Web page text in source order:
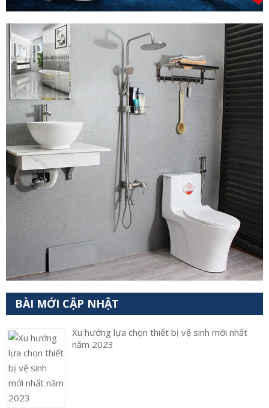
BÀI MỚI CẬP NHẬT
Xu hướng lựa chọn thiết bị vệ sinh mới nhất
năm 2023